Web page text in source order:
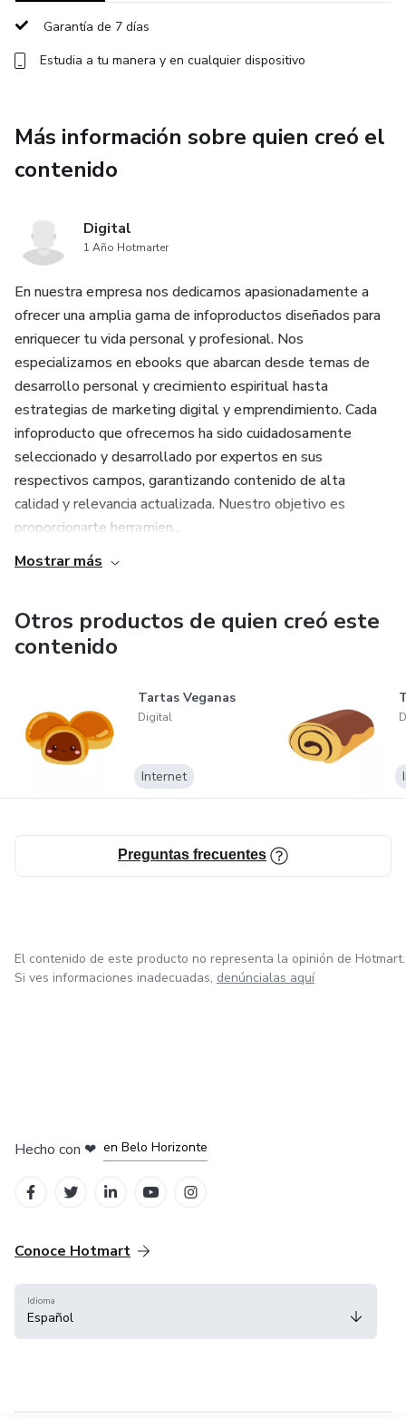
Garantía de 7 días
Estudia a tu manera y en cualquier dispositivo
Más información sobre quien creó el
contenido
Digital
1 Año Hotmarter
En nuestra empresa nos dedicamos apasionadamente a
ofrecer una amplia gama de infoproductos diseñados para
enriquecer tu vida personal y profesional. Nos
especializamos en ebooks que abarcan desde temas de
desarrollo personal y crecimiento espiritual hasta
estrategias de marketing digital y emprendimiento. Cada
infoproducto que ofrecemos ha sido cuidadosamente
seleccionado y desarrollado por expertos en sus
respectivos campos, garantizando contenido de alta
calidad y relevancia actualizada. Nuestro objetivo es
proporcionarte herramien...
Mostrar más
Otros productos de quien creó este
contenido
Tartas Veganas
Digital
Internet
Preguntas frecuentes
El contenido de este producto no representa la opinión de Hotmart.
Si ves informaciones inadecuadas, denúncialas aquí
Hecho con ❤ en Belo Horizonte
Conoce Hotmart
Idioma
Español